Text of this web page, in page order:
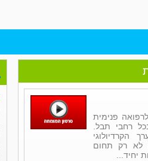
פנימית
בכל רחבי תבל.
הקרדיולוגי
לא רק תחום
יחיד...